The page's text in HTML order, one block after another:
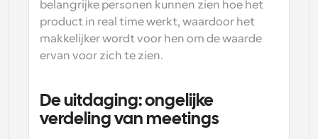
belangrijke personen kunnen zien hoe het
product in real time werkt, waardoor het
makkelijker wordt voor hen om de waarde
ervan voor zich te zien.
De uitdaging: ongelijke
verdeling van meetings